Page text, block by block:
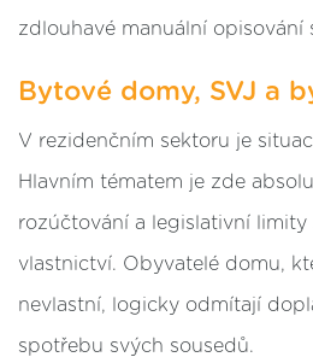
zdlouhavé manuální opisování
Bytové domy, SVJ a
V rezidenčním sektoru je
Hlavním tématem je zde
rozúčtování a legislativní limity
vlastnictví. Obyvatelé domu,
nevlastní, logicky odmítají
spotřebu svých sousedů.